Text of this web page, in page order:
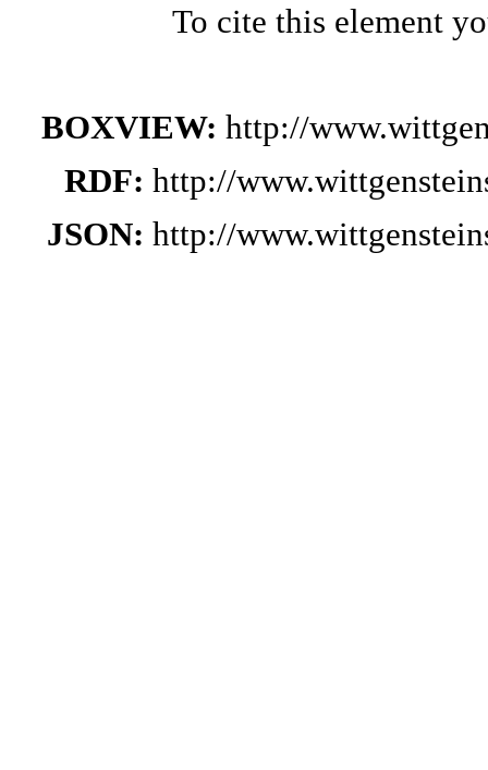
To cite this element
BOXVIEW: http://
RDF: http://
JSON: http://